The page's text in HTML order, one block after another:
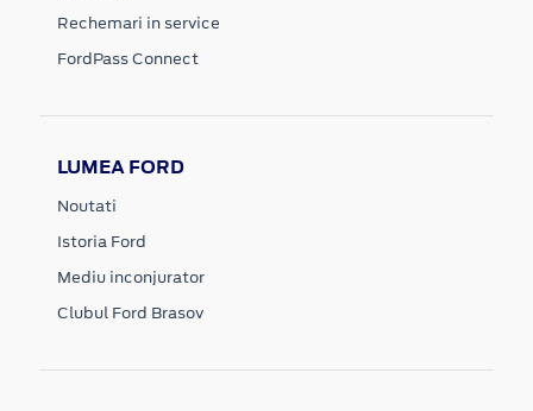
Rechemari in service
FordPass Connect
LUMEA FORD
Noutati
Istoria Ford
Mediu inconjurator
Clubul Ford Brasov